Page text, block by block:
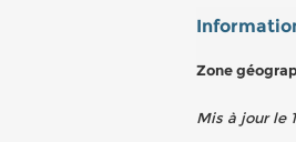
Zone
Mis à jour le